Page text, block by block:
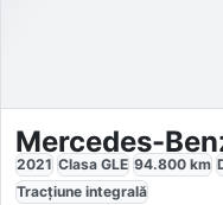
2021 Clasa GLE 94.800 km
Tracțiune integrală